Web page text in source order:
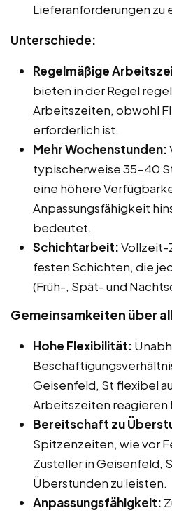
Lieferanforderungen zu
Unterschiede:
Regelmäßige
bieten in der Regel
Arbeitszeiten, obwohl
erforderlich ist.
Mehr Wochenstunden:
typischerweise 35-40
eine höhere
Anpassungsfähigkeit
bedeutet.
Schichtarbeit:Vollzeit-
festen Schichten, die
(Früh-, Spät- und
Gemeinsamkeiten über
Hohe Flexibilität:
Geisenfeld, St flexibel
Arbeitszeiten reagieren
Bereitschaft zu
Spitzenzeiten, wie vor
Zusteller in Geisenfeld,
Überstunden zu leisten.
Anpassungsfähigkeit: